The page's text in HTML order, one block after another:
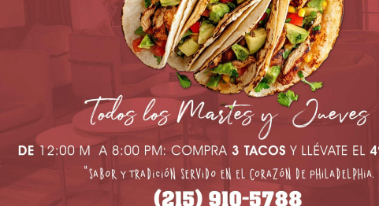
todo su jugo), añadiendo azúcar (a veces también un
Quick View
Jarritos
3.00